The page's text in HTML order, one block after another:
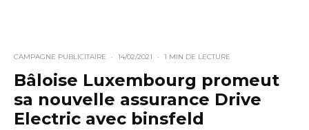
CAMPAGNE PUBLICITAIRE · 14/02/2021 · 1 MIN DE LECTURE
Bâloise Luxembourg promeut
sa nouvelle assurance Drive
Electric avec binsfeld